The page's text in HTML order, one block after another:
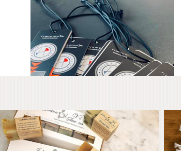
PACKAGING « JULIEN & VOS SAVONS »